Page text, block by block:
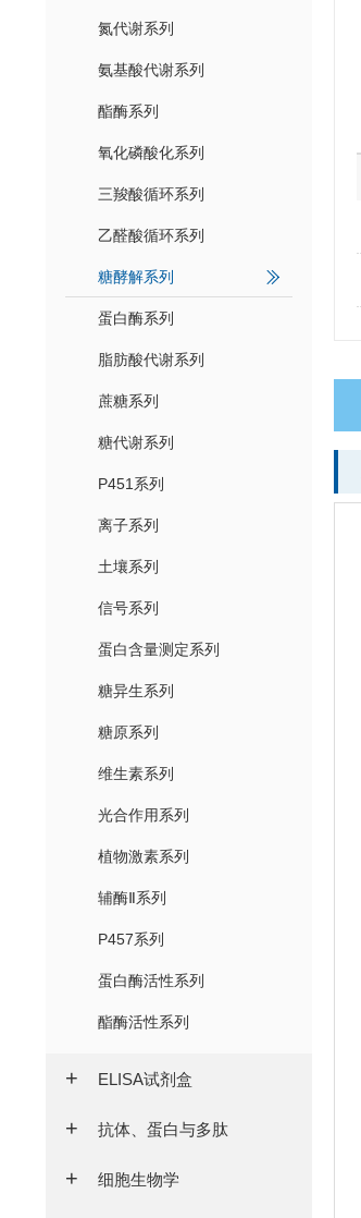
氮代谢系列
氨基酸代谢系列
酯酶系列
氧化磷酸化系列
三羧酸循环系列
乙醛酸循环系列
糖酵解系列
蛋白酶系列
脂肪酸代谢系列
蔗糖系列
糖代谢系列
P451系列
离子系列
土壤系列
信号系列
蛋白含量测定系列
糖异生系列
糖原系列
维生素系列
光合作用系列
植物激素系列
辅酶Ⅱ系列
P457系列
蛋白酶活性系列
酯酶活性系列
ELISA试剂盒
抗体、蛋白与多肽
细胞生物学